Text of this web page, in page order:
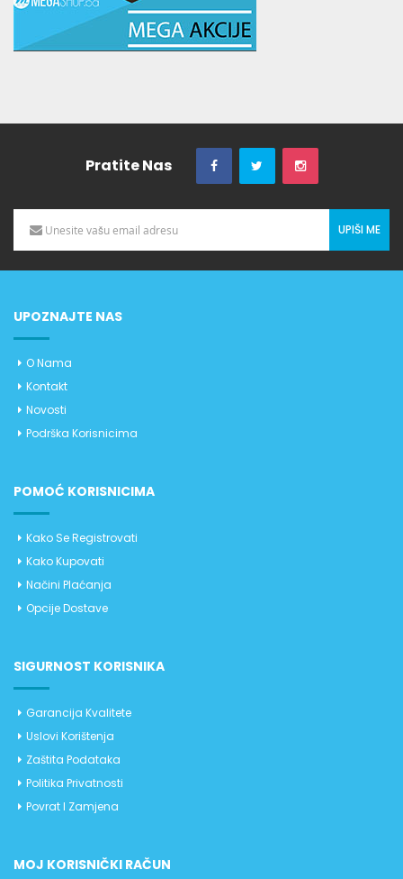
Pratite Nas
UPIŠI ME
UPOZNAJTE NAS
O Nama
Kontakt
Novosti
Podrška Korisnicima
POMOĆ KORISNICIMA
Kako Se Registrovati
Kako Kupovati
Načini Plaćanja
Opcije Dostave
SIGURNOST KORISNIKA
Garancija Kvalitete
Uslovi Korištenja
Zaštita Podataka
Politika Privatnosti
Povrat I Zamjena
MOJ KORISNIČKI RAČUN